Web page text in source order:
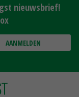
nieuwsbrief!
AANMELDEN